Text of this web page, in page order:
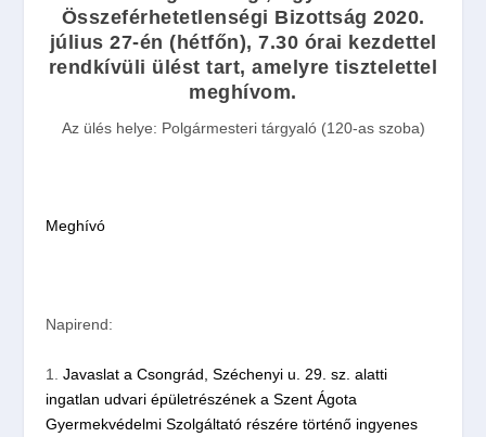
Összeférhetetlenségi Bizottság 2020.
július 27-én (hétfőn), 7.30 órai kezdettel
rendkívüli ülést tart, amelyre tisztelettel
meghívom.
Az ülés helye: Polgármesteri tárgyaló (120-as szoba)
Meghívó
Napirend:
1.Javaslat a Csongrád, Széchenyi u. 29. sz. alatti
ingatlan udvari épületrészének a Szent Ágota
Gyermekvédelmi Szolgáltató részére történő ingyenes